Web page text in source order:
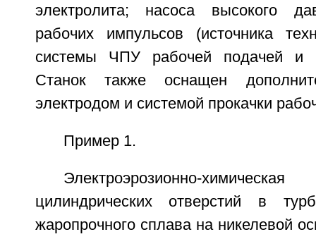
электролита; насоса высокого
рабочих импульсов (источника
системы ЧПУ рабочей подачей и
Станок также оснащен
электродом и системой прокачки
Пример 1.
Электроэрозионно-
цилиндрических отверстий в
жаропрочного сплава на никелевой